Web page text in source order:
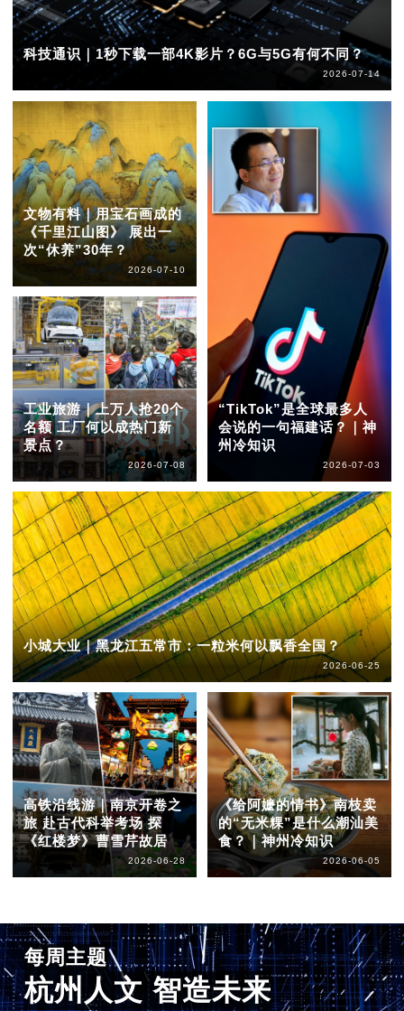
科技通识｜1秒下载一部4K影片？6G与5G有何不同？
2026-07-14
文物有料｜用宝石画成的
《千里江山图》 展出一
次“休养”30年？
2026-07-10
工业旅游｜上万人抢20个
名额 工厂何以成热门新
景点？
2026-07-08
“TikTok”是全球最多人
会说的一句福建话？｜神
州冷知识
2026-07-03
小城大业｜黑龙江五常市：一粒米何以飘香全国？
2026-06-25
高铁沿线游｜南京开卷之
旅 赴古代科举考场 探
《红楼梦》曹雪芹故居
2026-06-28
《给阿嬷的情书》南枝卖
的“无米粿”是什么潮汕美
食？｜神州冷知识
2026-06-05
每周主题
杭州人文 智造未来